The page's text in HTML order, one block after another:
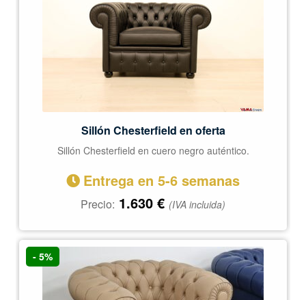
Sillón Chesterfield en oferta
Sillón Chesterfield en cuero negro auténtico.
Entrega en 5-6 semanas
Precio: 1.630 € (IVA incluida)
- 5%